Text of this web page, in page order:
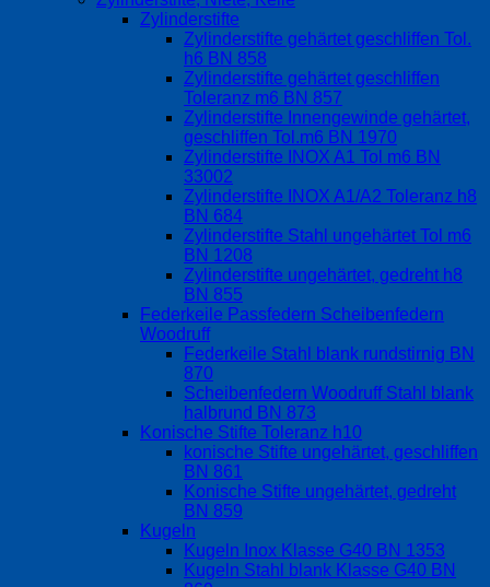
Zylinderstifte
Zylinderstifte gehärtet geschliffen Tol.
h6 BN 858
Zylinderstifte gehärtet geschliffen
Toleranz m6 BN 857
Zylinderstifte Innengewinde gehärtet,
geschliffen Tol.m6 BN 1970
Zylinderstifte INOX A1 Tol m6 BN
33002
Zylinderstifte INOX A1/A2 Toleranz h8
BN 684
Zylinderstifte Stahl ungehärtet Tol m6
BN 1208
Zylinderstifte ungehärtet, gedreht h8
BN 855
Federkeile Passfedern Scheibenfedern
Woodruff
Federkeile Stahl blank rundstirnig BN
870
Scheibenfedern Woodruff Stahl blank
halbrund BN 873
Konische Stifte Toleranz h10
konische Stifte ungehärtet, geschliffen
BN 861
Konische Stifte ungehärtet, gedreht
BN 859
Kugeln
Kugeln Inox Klasse G40 BN 1353
Kugeln Stahl blank Klasse G40 BN